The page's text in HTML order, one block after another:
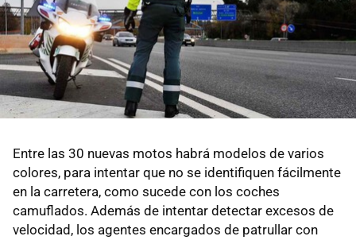
Entre las 30 nuevas motos habrá modelos de varios
colores, para intentar que no se identifiquen fácilmente
en la carretera, como sucede con los coches
camuflados. Además de intentar detectar excesos de
velocidad, los agentes encargados de patrullar con